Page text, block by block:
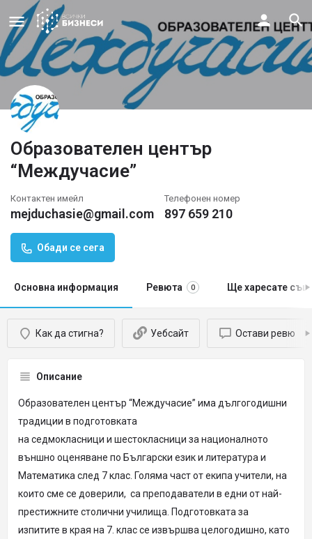
Образователен център
“Междучасие”
Контактен имейл
mejduchasie@gmail.com
Телефонен номер
897 659 210
Обади се сега
Основна информация Ревюта 0 Ще харесате
Как да стигна? Уебсайт Остави ревю
Описание
Образователен център “Междучасие” има дългогодишни
традиции в подготовката
на седмокласници и шестокласници за националното
външно оценяване по Български език и литература и
Математика след 7 клас. Голяма част от екипа учители, на
които сме се доверили, са преподаватели в едни от най-
престижните столични училища. Подготовката за
изпитите в края на 7. клас се извършва целогодишно, като